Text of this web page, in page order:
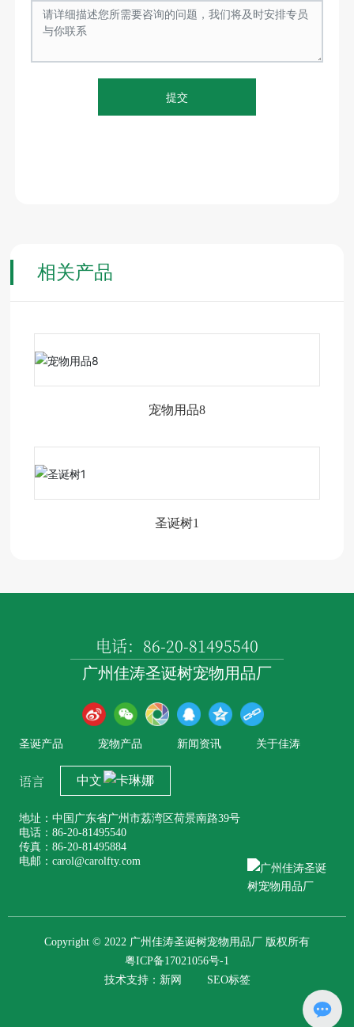
提交
相关产品
宠物用品8
圣诞树1
电话：86-20-81495540
广州佳涛圣诞树宠物用品厂
圣诞产品 宠物产品 新闻资讯 关于佳涛
语言 中文
地址：中国广东省广州市荔湾区荷景南路39号
电话：86-20-81495540
传真：86-20-81495884
电邮：carol@carolfty.com
Copyright © 2022 广州佳涛圣诞树宠物用品厂 版权所有
粤ICP备17021056号-1
技术支持： 新网 SEO标签